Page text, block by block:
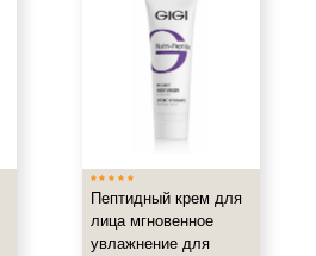
Пептидный крем для
лица мгновенное
увлажнение для